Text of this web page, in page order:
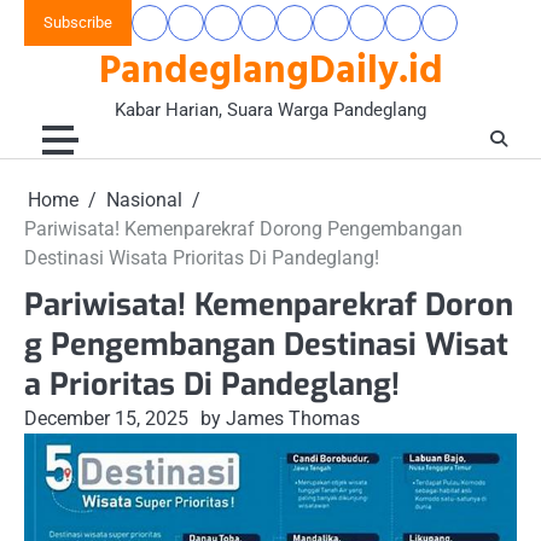
Subscribe
PandeglangDaily.id
Kabar Harian, Suara Warga Pandeglang
BerandaBanten
Raya
Gaya
Hidup
&
Komunitas
Hukum
Kriminal
Nasional
Opini
Wacana
Pandeglang
Today
Pendidikan
&
Kesehatan
Wisata
&
Home
Nasional
Pariwisata! Kemenparekraf Dorong Pengembangan
Destinasi Wisata Prioritas Di Pandeglang!
Pariwisata! Kemenparekraf Doron
g Pengembangan Destinasi Wisat
a Prioritas Di Pandeglang!
December 15, 2025 by James Thomas